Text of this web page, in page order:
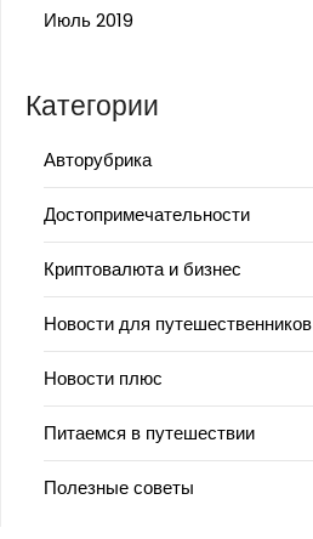
Июль 2019
Категории
Авторубрика
Достопримечательности
Криптовалюта и бизнес
Новости для путешественников
Новости плюс
Питаемся в путешествии
Полезные советы